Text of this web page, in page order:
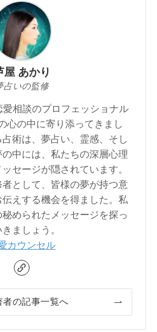
屋 あかり
占いの監修
相談のプロフェッショナル
心の中に寄り添ってきまし
術は、夢占い、霊感、そし
中には、私たちの深層心理
セージが隠されています。
として、皆様の夢が持つ意
えする機会を得ました。私
められたメッセージを探っ
ましょう。
カウンセル
者の記事一覧へ